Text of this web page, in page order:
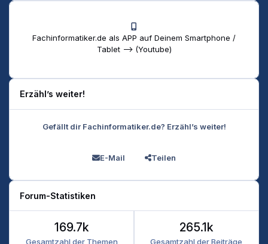
Fachinformatiker.de als APP auf Deinem Smartphone /
Tablet --> (Youtube)
Erzähl’s weiter!
Gefällt dir Fachinformatiker.de? Erzähl’s weiter!
E-Mail Teilen
Forum-Statistiken
Gesamtzahl der Themen
169.7k
Gesamtzahl der Beiträge
265.1k